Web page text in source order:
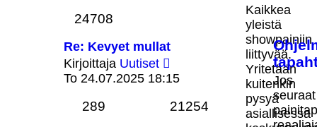
Kaikkea
yleistä
showpainiin
liittyvää.
Yritetään
kuitenkin
pysyä
asiallisessa
24708
Re: Kevyet mullat
Kirjoittaja Uutiset
uusin
To 24.07.2025 18:15
Jos
seuraat
289 21254